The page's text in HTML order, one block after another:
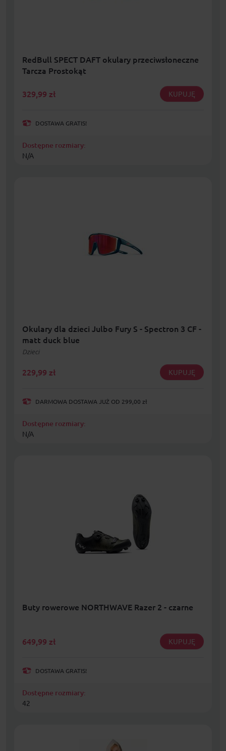
RedBull SPECT DAFT okulary przeciwsłoneczne
Tarcza Prostokąt
329,99 zł KUPUJĘ
DOSTAWA GRATIS!
Dostępne rozmiary:
N/A
Okulary dla dzieci Julbo Fury S - Spectron 3 CF -
matt duck blue
Dzieci
229,99 zł KUPUJĘ
DARMOWA DOSTAWA JUŻ OD 299,00 zł
Dostępne rozmiary:
N/A
Buty rowerowe NORTHWAVE Razer 2 - czarne
649,99 zł KUPUJĘ
DOSTAWA GRATIS!
Dostępne rozmiary:
42